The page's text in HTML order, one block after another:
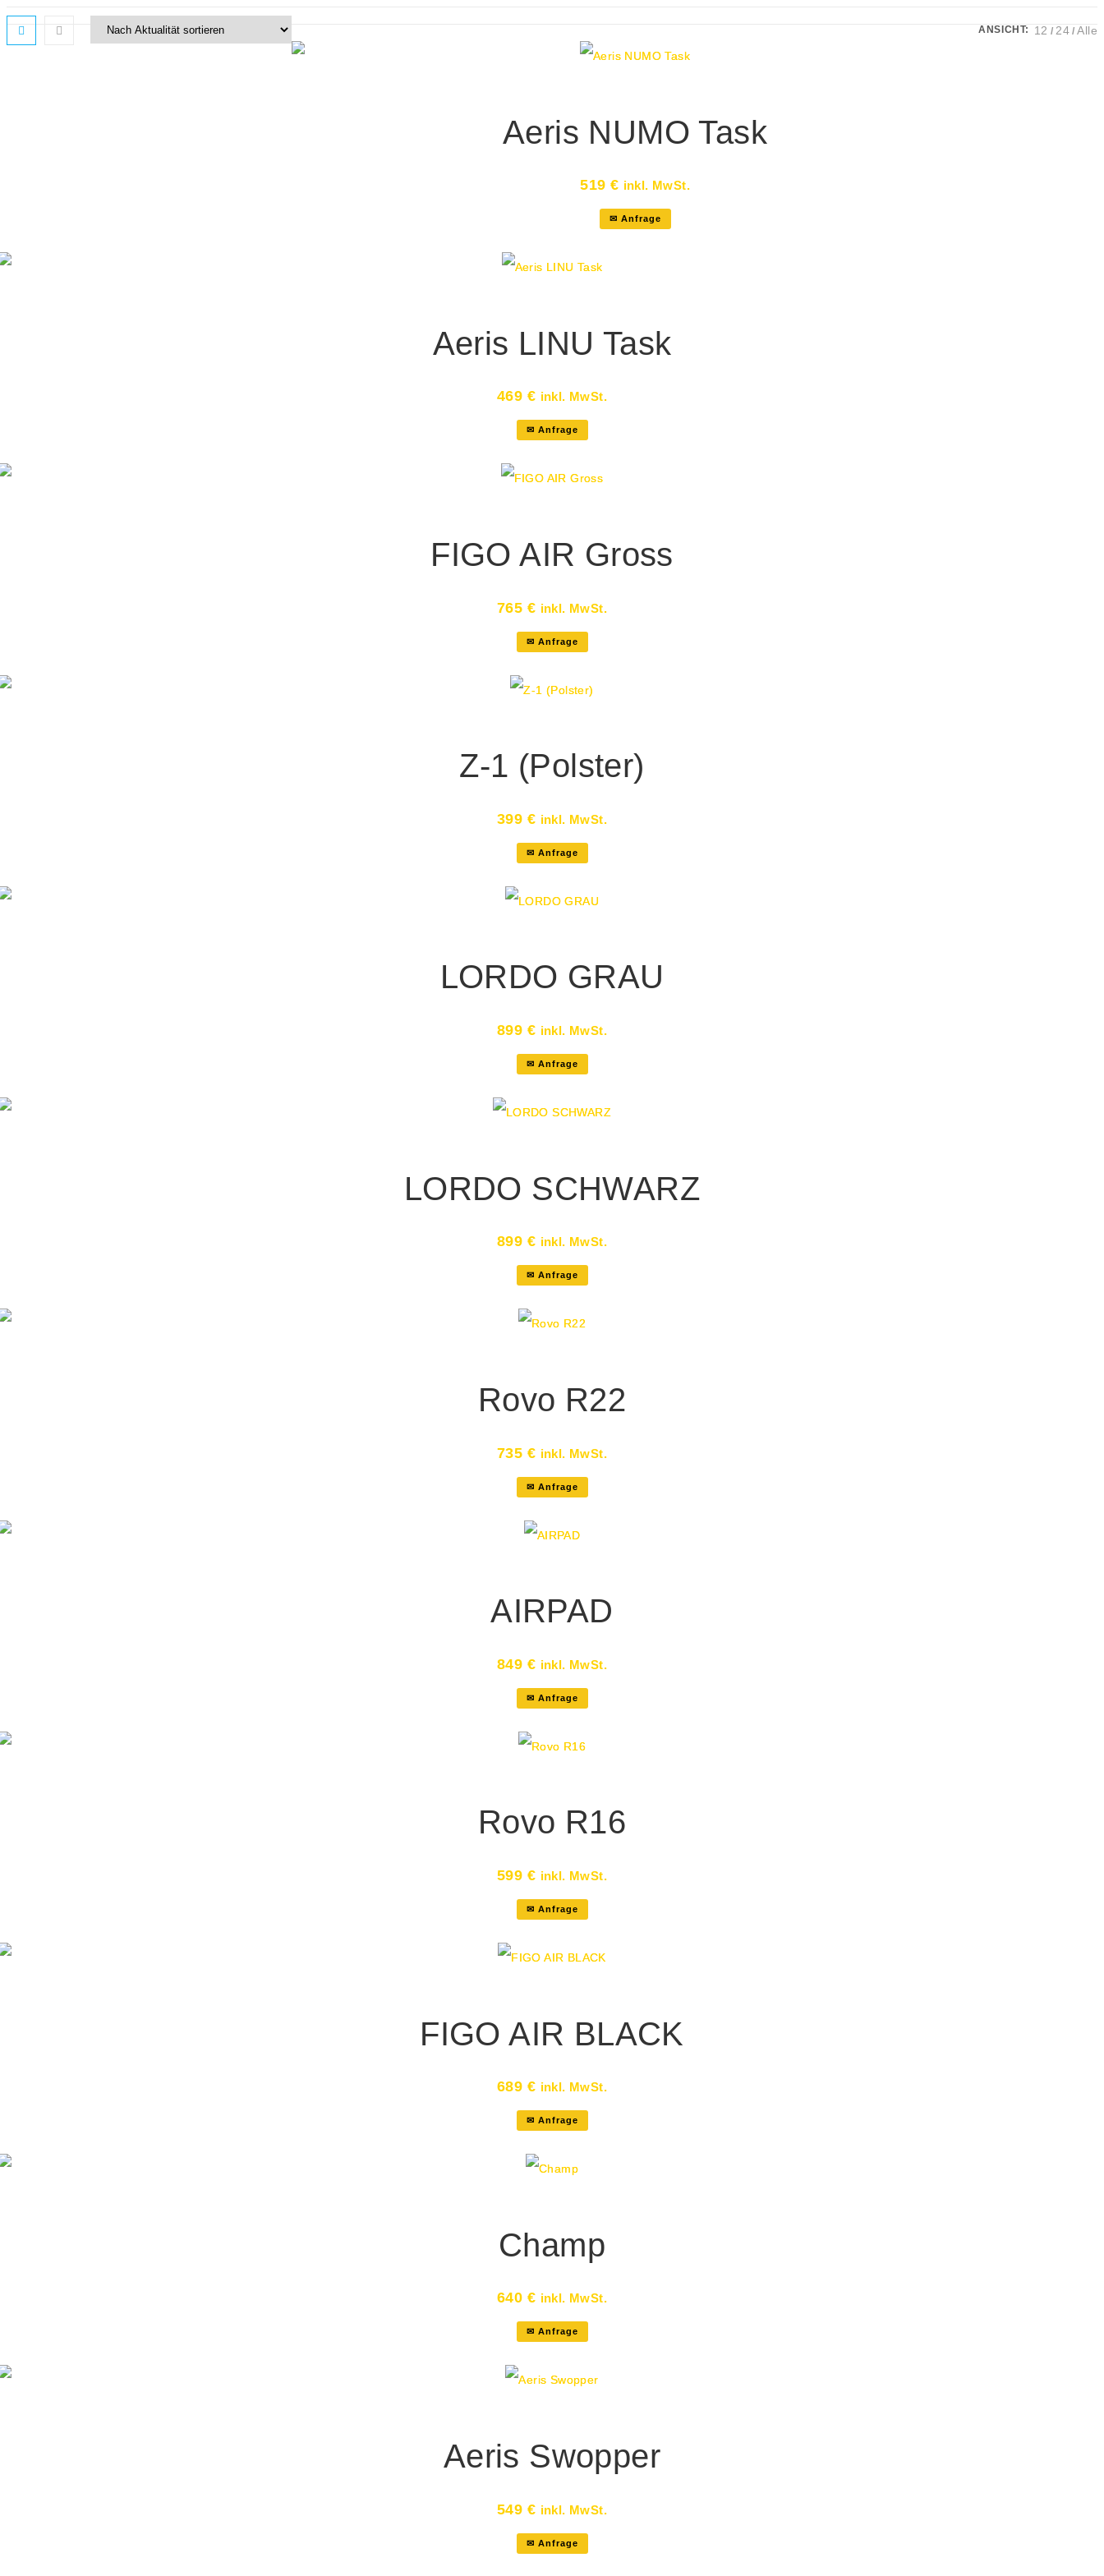
ANSICHT: 12 24 Alle
✉ Anfrage
Aeris NUMO Task
519 € inkl. MwSt.
✉ Anfrage
Aeris LINU Task
469 € inkl. MwSt.
✉ Anfrage
FIGO AIR Gross
765 € inkl. MwSt.
✉ Anfrage
Z-1 (Polster)
399 € inkl. MwSt.
✉ Anfrage
LORDO GRAU
899 € inkl. MwSt.
✉ Anfrage
LORDO SCHWARZ
899 € inkl. MwSt.
✉ Anfrage
Rovo R22
735 € inkl. MwSt.
✉ Anfrage
AIRPAD
849 € inkl. MwSt.
✉ Anfrage
Rovo R16
599 € inkl. MwSt.
✉ Anfrage
FIGO AIR BLACK
689 € inkl. MwSt.
✉ Anfrage
Champ
640 € inkl. MwSt.
✉ Anfrage
Aeris Swopper
549 € inkl. MwSt.